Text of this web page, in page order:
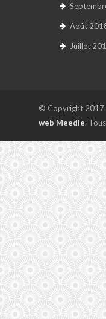
Août
Juillet
© Copyright 2017
web Meedle.